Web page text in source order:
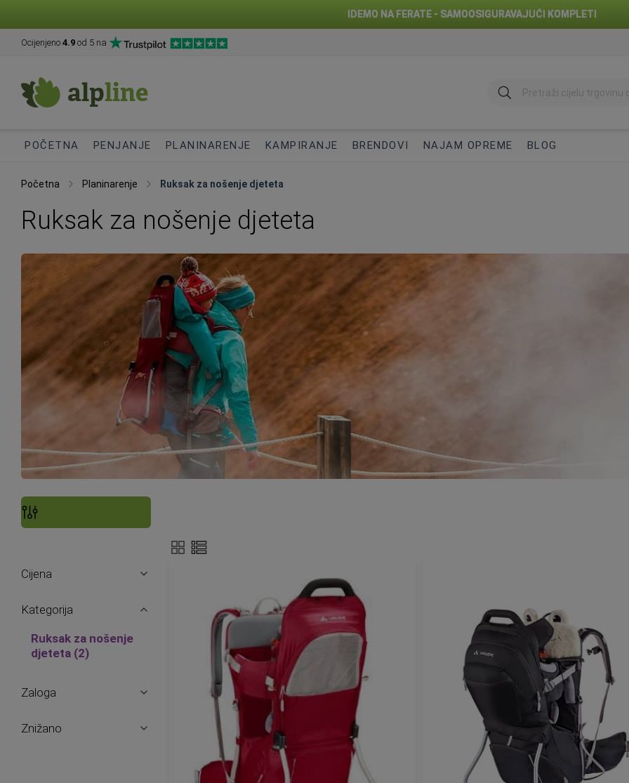
IDEMO NA FERATE - SAMOOSIGURAVAJUĆI KOMPLETI
Ocijenjeno 4.9 od 5 na
traži
POČETNA PENJANJE PLANINARENJE KAMPIRANJE BRENDOVI NAJAM OPREME BLOG
Početna Planinarenje Ruksak za nošenje djeteta
Ruksak za nošenje djeteta
Prikaži
Cijena
Kategorija
Ruksak za nošenje
djeteta 2
proizvodi
Zaloga
Znižano